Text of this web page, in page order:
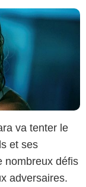
va tenter le
et ses
nombreux défis
adversaires.